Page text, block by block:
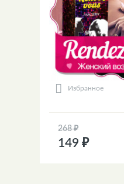
Избранное
268 ₽
149 ₽